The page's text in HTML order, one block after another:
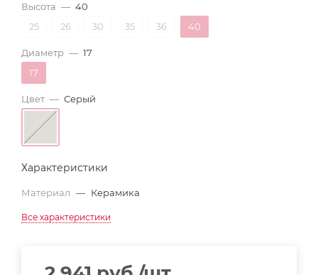
Высота — 40
25
26 30 35 36 40
Диаметр — 17
17
Цвет — Серый
Характеристики
Материал — Керамика
Все характеристики